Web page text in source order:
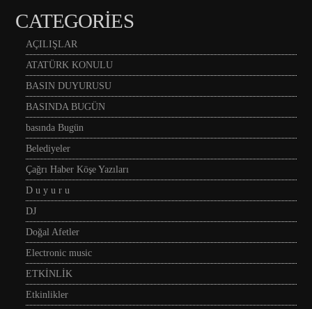
CATEGORIES
AÇILIŞLAR
ATATÜRK KONULU
BASIN DUYURUSU
BASINDA BUGÜN
basında Bugün
Belediyeler
Çağrı Haber Köşe Yazıları
D u y u r u
DJ
Doğal Afetler
Electronic music
ETKİNLİK
Etkinlikler